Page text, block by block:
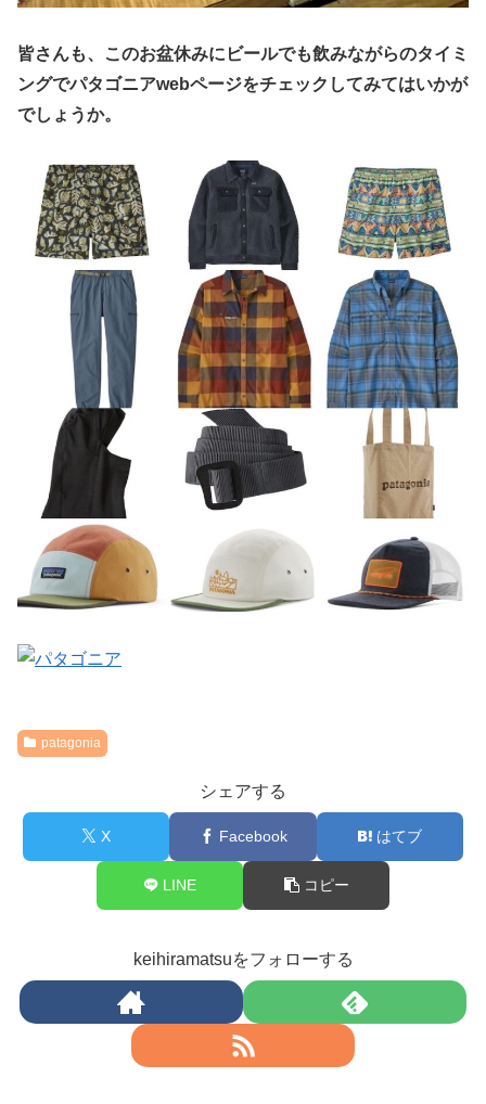
皆さんも、このお盆休みにビールでも飲みながらのタイミ
ングでパタゴニアwebページをチェックしてみてはいかが
でしょうか。
patagonia
シェアする
X Facebook はてブ
LINE コピー
keihiramatsuをフォローする